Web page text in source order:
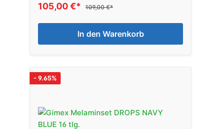
105,00 €* 109,00 €*
In den Warenkorb
- 9.65%